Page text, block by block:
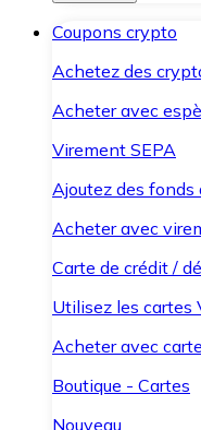
Coupons crypto
Achetez des
Acheter avec
Virement SEPA
Ajoutez des fonds
Acheter avec
Carte de crédit /
Utilisez les cartes
Acheter avec carte
Boutique - Cartes
Nouveau